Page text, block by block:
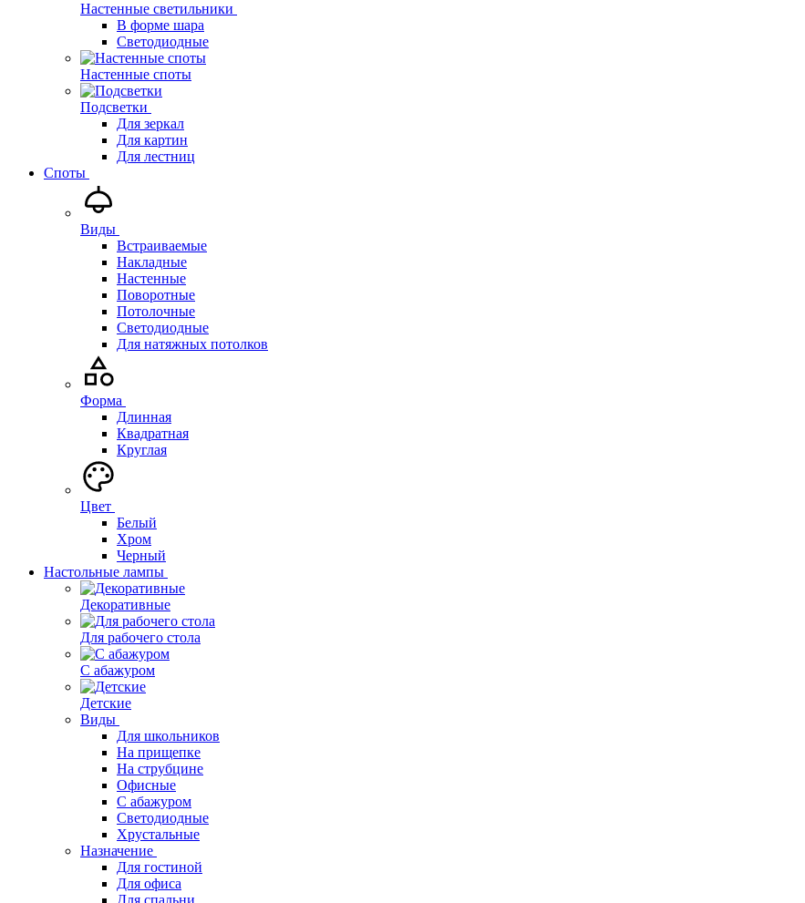
Настенные светильники
В форме шара
Светодиодные
Настенные споты
Подсветки
Для зеркал
Для картин
Для лестниц
Споты
Виды
Встраиваемые
Накладные
Настенные
Поворотные
Потолочные
Светодиодные
Для натяжных потолков
Форма
Длинная
Квадратная
Круглая
Цвет
Белый
Хром
Черный
Настольные лампы
Декоративные
Для рабочего стола
С абажуром
Детские
Виды
Для школьников
На прищепке
На струбцине
Офисные
С абажуром
Светодиодные
Хрустальные
Назначение
Для гостиной
Для офиса
Для спальни